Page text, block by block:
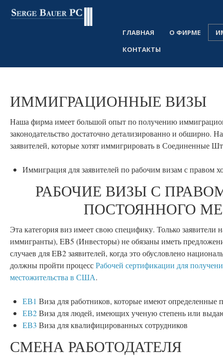
ГЛАВНАЯ О ФИРМЕ
КОНТАКТЫ
ИММИГРАЦИОННЫЕ ВИЗЫ
Наша фирма имеет большой опыт по получению
законодательство достаточно детализированно и
заявителей, которые хотят иммигрировать в Соединенные
Иммиграция для заявителей по рабочим визам с правом
РАБОЧИЕ ВИЗЫ С
ПОСТОЯННОГО
Эта категория виз имеет свою специфику. Только
иммигранты), EB5 (Инвесторы) не обязаны иметь
случаев для EB2 заявителей, когда это обусловлено
должны пройти процессРабочей сертификации для
местожительства в США.
ЕВ1 Виза для работников, которые имеют определенные
ЕВ2Виза для людей, имеющих ученую степень или
ЕВ3 Виза для квалифицированных сотрудников
СМЕНА РАБОТОДАТЕЛЯ